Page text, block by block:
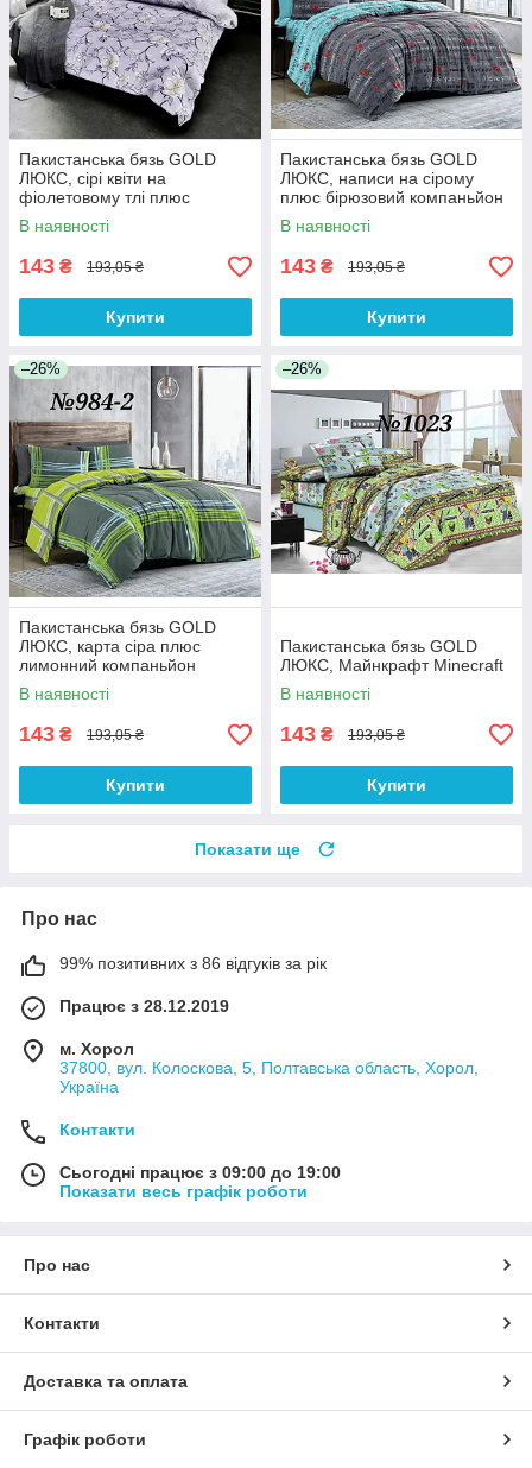
Пакистанська бязь GOLD
ЛЮКС, сірі квіти на
фіолетовому тлі плюс
компаньйон
В наявності
143 ₴ 193,05 ₴
Купити
Пакистанська бязь GOLD
ЛЮКС, написи на сірому
плюс бірюзовий компаньйон
В наявності
143 ₴ 193,05 ₴
Купити
–26%
Пакистанська бязь GOLD
ЛЮКС, карта сіра плюс
лимонний компаньйон
В наявності
143 ₴ 193,05 ₴
Купити
–26%
Пакистанська бязь GOLD
ЛЮКС, Майнкрафт Minecraft
В наявності
143 ₴ 193,05 ₴
Купити
Показати ще
Про нас
99% позитивних з 86 відгуків за рік
Працює з 28.12.2019
м. Хорол
37800, вул. Колоскова, 5, Полтавська область, Хорол,
Україна
Контакти
Сьогодні працює з 09:00 до 19:00
Показати весь графік роботи
Про нас
Контакти
Доставка та оплата
Графік роботи